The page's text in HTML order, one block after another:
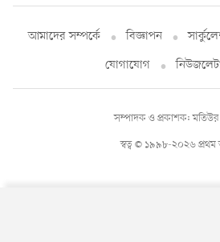
আমাদের সম্পর্কে বিজ্ঞাপন
যোগাযোগ
স্বত্ব © ১৯৯৮-২০২৬
সম্পাদক ও প্রকাশক: মতিউর